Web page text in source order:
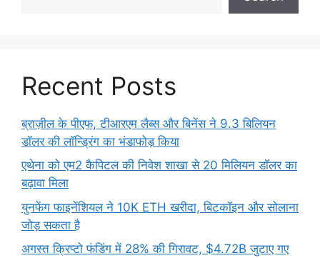
Recent Posts
ब्राज़ील के पीएफ, टीआरएम लैब्स और बिनेंस ने 9.3 बिलियन
डॉलर की लॉन्ड्रिंग का भंडाफोड़ किया
एथेना को एम2 कैपिटल की निवेश शाखा से 20 मिलियन डॉलर का
बढ़ावा मिला
युनफेंग फाइनेंशियल ने 10K ETH खरीदा, बिटकॉइन और सोलाना
जोड़ सकता है
अगस्त क्रिप्टो फंडिंग में 28% की गिरावट, $4.72B जुटाए गए